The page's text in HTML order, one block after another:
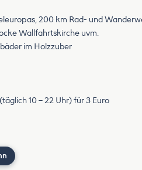
200 km Rad- und
Wallfahrtskirche uvm.
im Holzzuber
10 – 22 Uhr) für 3 Euro